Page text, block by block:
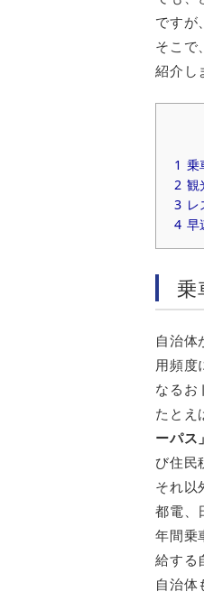
ですが
そこで
紹介し
1 乗
2 観
3
4 早
乗
自治体
用頻度
なるお
たとえ
ーパス
び住民
それ以
都電、
年間乗
給する
自治体